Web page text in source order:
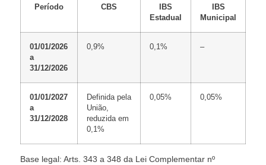
Período CBS
IBS
Estadual
IBS
Municipal
01/01/2026
a
31/12/2026
0,9% 0,1% –
01/01/2027
a
31/12/2028
Definida pela
União,
reduzida em
0,1%
0,05% 0,05%
Base legal: Arts. 343 a 348 da Lei Complementar nº